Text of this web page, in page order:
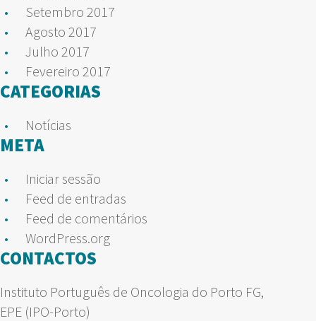
Setembro 2017
Agosto 2017
Julho 2017
Fevereiro 2017
CATEGORIAS
Notícias
META
Iniciar sessão
Feed de entradas
Feed de comentários
WordPress.org
CONTACTOS
Instituto Português de Oncologia do Porto FG,
EPE (IPO-Porto)